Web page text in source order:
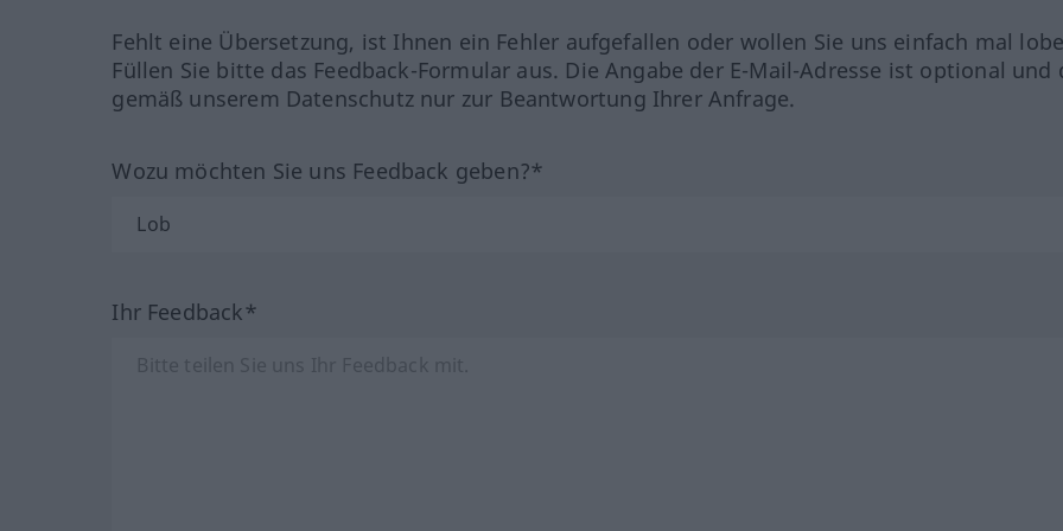
Fehlt eine Übersetzung, ist Ihnen ein Fehler aufgefallen oder wollen Sie uns einfach mal
Füllen Sie bitte das Feedback-Formular aus. Die Angabe der E-Mail-Adresse ist optional und
gemäß unserem Datenschutz nur zur Beantwortung Ihrer Anfrage.
Wozu möchten Sie uns Feedback geben?*
Ihr Feedback*